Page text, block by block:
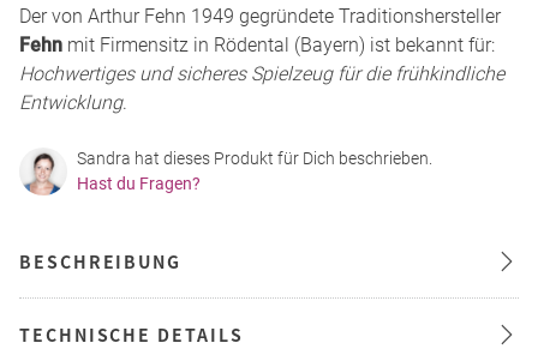
Der von Arthur Fehn 1949 gegründete Traditionshersteller
Fehn mit Firmensitz in Rödental (Bayern) ist bekannt für:
Hochwertiges und sicheres Spielzeug für die frühkindliche
Entwicklung.
Sandra hat dieses Produkt für Dich beschrieben.
Hast du Fragen?
BESCHREIBUNG
TECHNISCHE DETAILS